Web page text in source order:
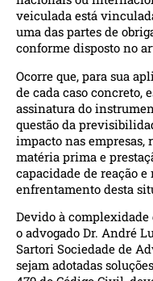
veiculada está
uma das partes de
conforme disposto no
Ocorre que, para sua
de cada caso concreto,
assinatura do
questão da
impacto nas empresas,
matéria prima e
capacidade de reação
enfrentamento desta
Devido à complexidade
o advogado Dr. André
Sartori Sociedade de
sejam adotadas